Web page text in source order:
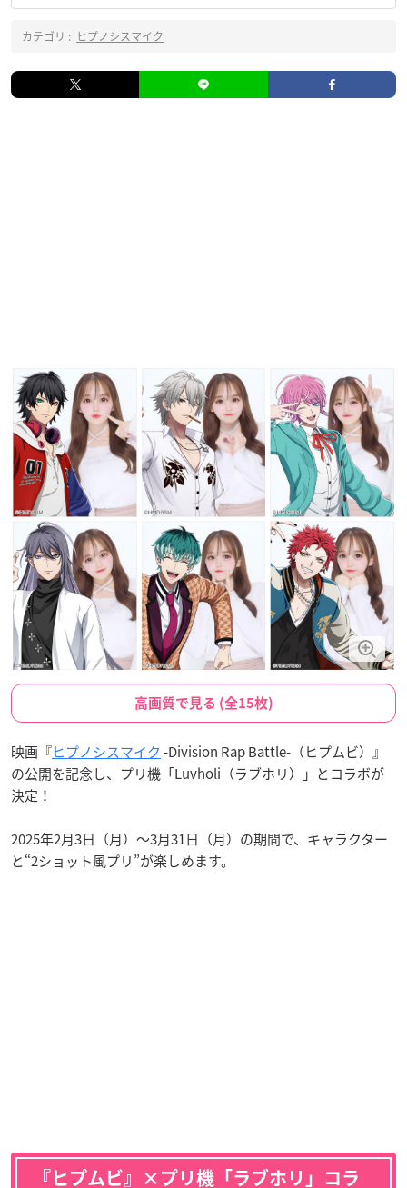
カテゴリ : ヒプノシスマイク
高画質で見る (全15枚)
映画『ヒプノシスマイク -Division Rap Battle-（ヒプムビ）』
の公開を記念し、プリ機「Luvholi（ラブホリ）」とコラボが
決定！
2025年2月3日（月）〜3月31日（月）の期間で、キャラクター
と“2ショット風プリ”が楽しめます。
『ヒプムビ』×プリ機「ラブホリ」コラ